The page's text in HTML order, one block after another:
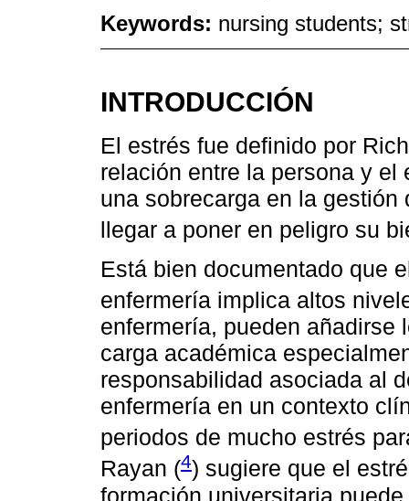
Keywords: nursing students;
INTRODUCCIÓN
El estrés fue definido por
relación entre la persona y el
una sobrecarga en la
llegar a poner en peligro su
Está bien documentado que
enfermería implica altos
enfermería, pueden añadirse
carga académica
responsabilidad asociada al
enfermería en un contexto
periodos de mucho estrés
Rayan (4) sugiere que el
formación universitaria